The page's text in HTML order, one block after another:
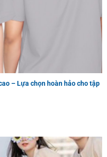
– Lựa chọn hoàn hảo cho tập